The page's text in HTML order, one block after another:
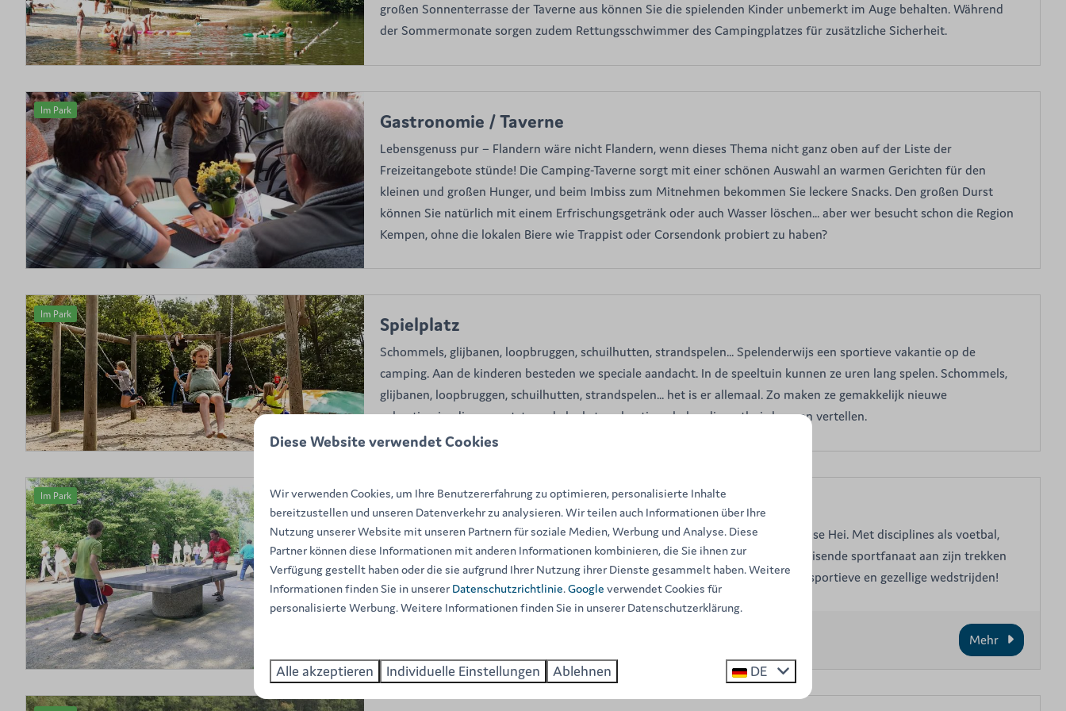
großen Sonnenterrasse der Taverne aus können Sie die spielenden Kinder unbemerkt im Auge behalten. Während
der Sommermonate sorgen zudem Rettungsschwimmer des Campingplatzes für zusätzliche Sicherheit.
Im Park
Gastronomie / Taverne
Lebensgenuss pur – Flandern wäre nicht Flandern, wenn dieses Thema nicht ganz oben auf der Liste der
Freizeitangebote stünde! Die Camping-Taverne sorgt mit einer schönen Auswahl an warmen Gerichten für den
kleinen und großen Hunger, und beim Imbiss zum Mitnehmen bekommen Sie leckere Snacks. Den großen Durst
können Sie natürlich mit einem Erfrischungsgetränk oder auch Wasser löschen... aber wer besucht schon die Region
Kempen, ohne die lokalen Biere wie Trappist oder Corsendonk probiert zu haben?
Im Park
Spielplatz
Schommels, glijbanen, loopbruggen, schuilhutten, strandspelen... Spelenderwijs een sportieve vakantie op de
camping. Aan de kinderen besteden we speciale aandacht. In de speeltuin kunnen ze uren lang spelen. Schommels,
glijbanen, loopbruggen, schuilhutten, strandspelen... het is er allemaal. Zo maken ze gemakkelijk nieuwe
vakantievriendjes en ontstaan de leukste vakantieverhalen die ze thuis kunnen vertellen.
Im Park
Sport und Spiel
Zelfs de meest veeleisende sportfanaat komt aan zijn trekken op camping Baalse Hei. Met disciplines als voetbal,
tennis, tafeltennis, basket- en volleybal en petanque komt zelfs de meest veeleisende sportfanaat aan zijn trekken
op de camping. Ga de uitdaging aan met andere campinggasten en geniet van sportieve en gezellige wedstrijden!
Mehr
Diese Website verwendet Cookies
Wir verwenden Cookies, um Ihre Benutzererfahrung zu optimieren, personalisierte Inhalte
bereitzustellen und unseren Datenverkehr zu analysieren. Wir teilen auch Informationen über Ihre
Nutzung unserer Website mit unseren Partnern für soziale Medien, Werbung und Analyse. Diese
Partner können diese Informationen mit anderen Informationen kombinieren, die Sie ihnen zur
Verfügung gestellt haben oder die sie aufgrund Ihrer Nutzung ihrer Dienste gesammelt haben. Weitere
Informationen finden Sie in unserer Datenschutzrichtlinie.Google verwendet Cookies für
personalisierte Werbung. Weitere Informationen finden Sie in unserer Datenschutzerklärung.
Alle akzeptieren Individuelle Einstellungen Ablehnen DE